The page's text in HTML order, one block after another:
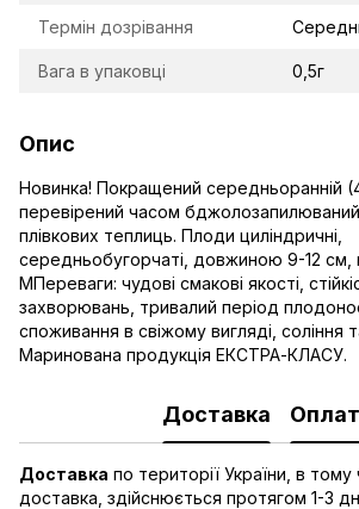
Термін дозрівання
Вага в упаковці 0,5г
Опис
Новинка! Покращений середньоранній
перевірений часом бджолозапилюваний
плівкових теплиць. Плоди циліндричні,
середньобугорчаті, довжиною 9-12 см,
МПереваги: ​​чудові смакові якості,
захворювань, тривалий період
споживання в свіжому вигляді, соління
Маринована продукція ЕКСТРА-КЛАСУ.
Доставка
Доставка по території України, в тому
доставка, здійснюється протягом 1-3